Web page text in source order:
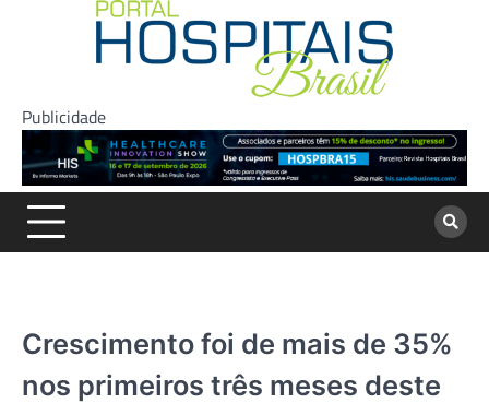
Publicidade
Crescimento foi de mais de 35%
nos primeiros três meses deste